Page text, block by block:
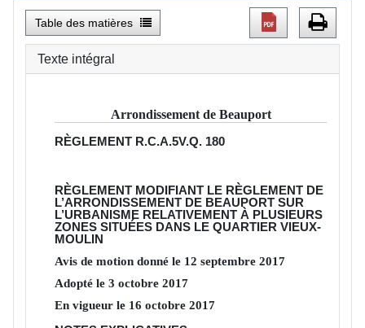
Table des matières
Texte intégral
Arrondissement de Beauport
RÈGLEMENT R.C.A.5V.Q. 180
RÈGLEMENT MODIFIANT LE RÈGLEMENT DE
L’ARRONDISSEMENT DE BEAUPORT SUR
L’URBANISME RELATIVEMENT À PLUSIEURS
ZONES SITUÉES DANS LE QUARTIER VIEUX-
MOULIN
Avis de motion donné le 12septembre2017
Adopté le3octobre2017
En vigueur le 16octobre2017